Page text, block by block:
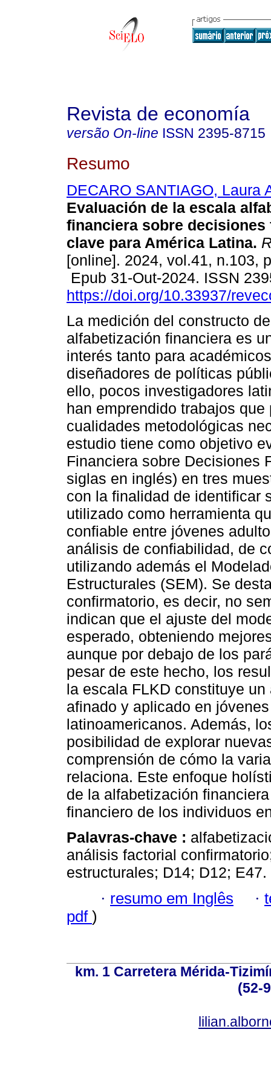
Revista de economía
versão On-line ISSN 2395-8715
Resumo
DECARO SANTIAGO, Laura
Evaluación de la escala
financiera sobre decisiones
clave para América Latina.
[online]. 2024, vol.41, n.103,
Epub 31-Out-2024. ISSN
https://doi.org/10.33937/
La medición del constructo
alfabetización financiera es
interés tanto para
diseñadores de políticas
ello, pocos investigadores
han emprendido trabajos
cualidades metodológicas
estudio tiene como objetivo
Financiera sobre Decisiones
siglas en inglés) en tres
con la finalidad de identificar
utilizado como herramienta
confiable entre jóvenes
análisis de confiabilidad, de
utilizando además el
Estructurales (SEM). Se
confirmatorio, es decir, no
indican que el ajuste del
esperado, obteniendo
aunque por debajo de los
pesar de este hecho, los
la escala FLKD constituye
afinado y aplicado en
latinoamericanos. Además,
posibilidad de explorar
comprensión de cómo la
relaciona. Este enfoque
de la alfabetización
financiero de los individuos
Palavras-chave :
análisis factorial
estructurales; D14; D12; E47.
· resumo em Inglês ·
pdf )
km. 1 Carretera Mérida-
(52-